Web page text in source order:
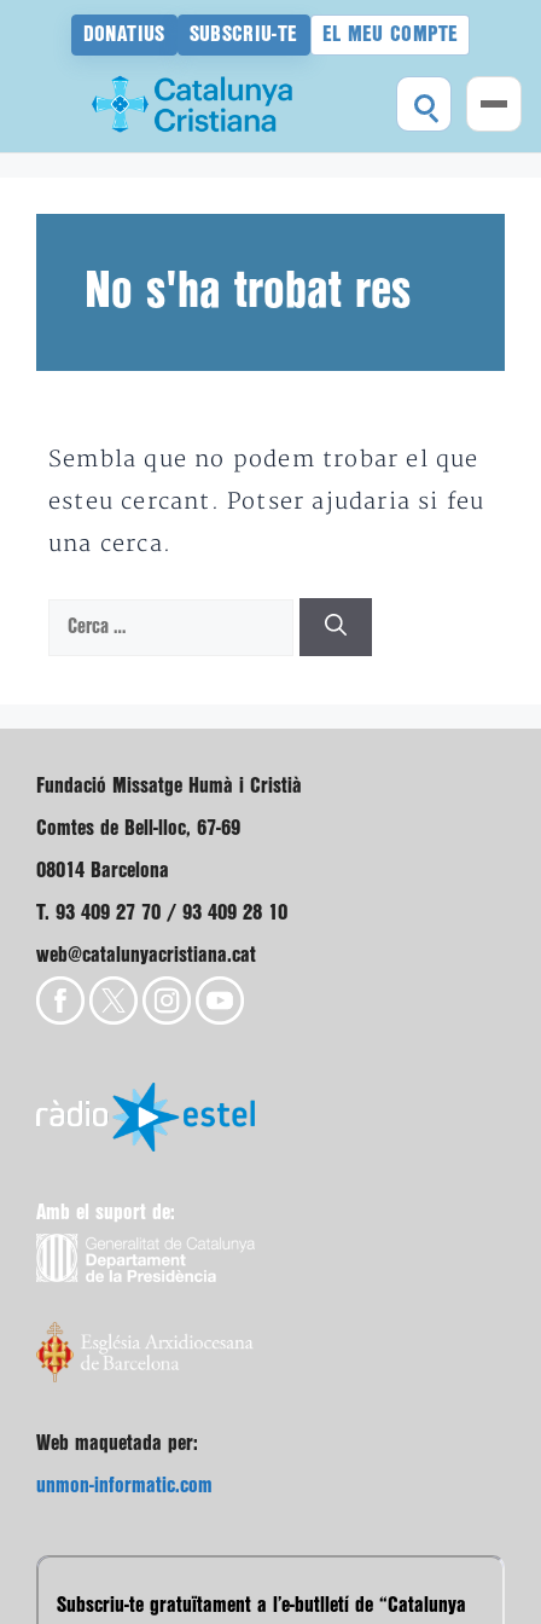
DONATIUS SUBSCRIU-TE EL MEU COMPTE
No s'ha trobat res
Sembla que no podem trobar el que
esteu cercant. Potser ajudaria si feu
una cerca.
Cerca:
Fundació Missatge Humà i Cristià
Comtes de Bell-lloc, 67-69
08014 Barcelona
T. 93 409 27 70 / 93 409 28 10
web@catalunyacristiana.cat
Amb el suport de:
Web maquetada per:
unmon-informatic.com
Subscriu-te gratuïtament a l’e-butlletí de “Catalunya